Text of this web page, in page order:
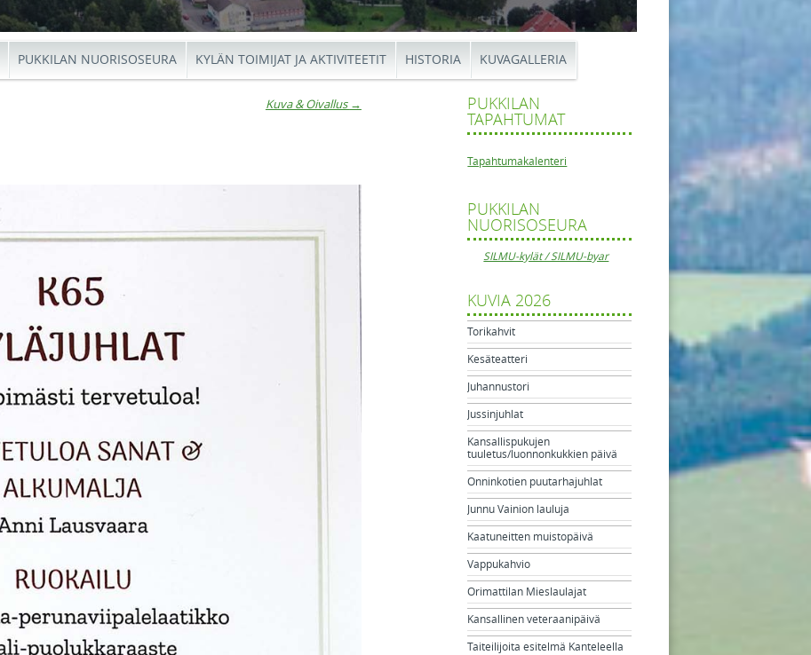
PUKKILAN NUORISOSEURA KYLÄN TOIMIJAT JA AKTIVITEETIT HISTORIA KUVAGALLERIA
Kuva & Oivallus →
Artikkelien navigaatio
PUKKILAN
TAPAHTUMAT
Tapahtumakalenteri
PUKKILAN
NUORISOSEURA
SILMU-kylät / SILMU-byar
KUVIA 2026
Torikahvit
Kesäteatteri
Juhannustori
Jussinjuhlat
Kansallispukujen
tuuletus/luonnonkukkien päivä
Onninkotien puutarhajuhlat
Junnu Vainion lauluja
Kaatuneitten muistopäivä
Vappukahvio
Orimattilan Mieslaulajat
Kansallinen veteraanipäivä
Taiteilijoita esitelmä Kanteleella